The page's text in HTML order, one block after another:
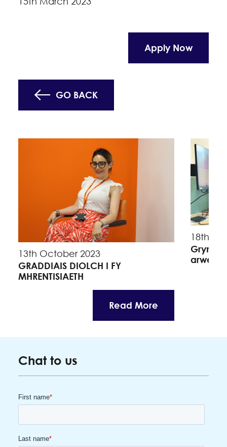
Apply Now
GO BACK
13th October 2023
GRADDIAIS DIOLCH I FY
MHRENTISIAETH
Read More
18th
Chat to us